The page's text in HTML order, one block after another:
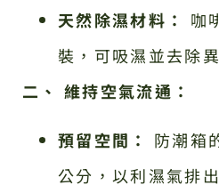
天然除濕材料：
咖
裝，可吸濕並去除
二、 維持空氣流通：
預留空間：
防潮箱
公分，以利濕氣排出